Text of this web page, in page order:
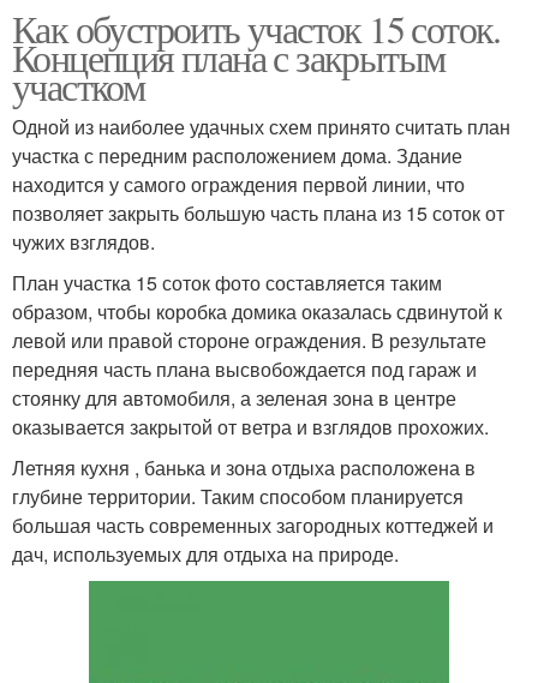
Как обустроить участок 15 соток.
Концепция плана с закрытым
участком
Одной из наиболее удачных схем принято считать план
участка с передним расположением дома. Здание
находится у самого ограждения первой линии, что
позволяет закрыть большую часть плана из 15 соток от
чужих взглядов.
План участка 15 соток фото составляется таким
образом, чтобы коробка домика оказалась сдвинутой к
левой или правой стороне ограждения. В результате
передняя часть плана высвобождается под гараж и
стоянку для автомобиля, а зеленая зона в центре
оказывается закрытой от ветра и взглядов прохожих.
Летняя кухня , банька и зона отдыха расположена в
глубине территории. Таким способом планируется
большая часть современных загородных коттеджей и
дач, используемых для отдыха на природе.